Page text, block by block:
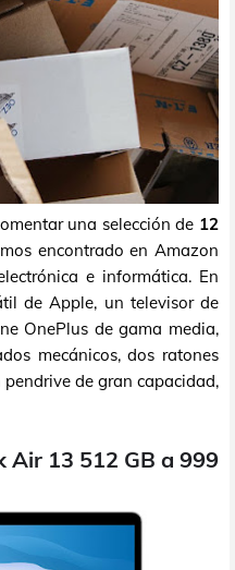
una selección de 12
encontrado en Amazon
e informática. En
de Apple, un televisor de
OnePlus de gama media,
mecánicos, dos ratones
de gran capacidad,
Air 13 512 GB a 999